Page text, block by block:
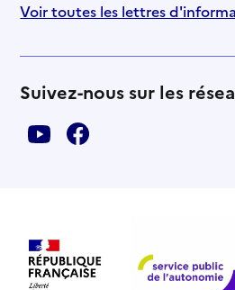
Voir toutes les lettres
Suivez-nous sur les